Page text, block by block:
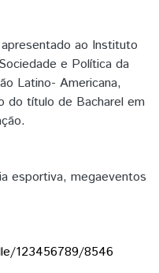
ao Instituto
e Política da
Latino- Americana,
do título de Bacharel em
esportiva, megaeventos
123456789/8546